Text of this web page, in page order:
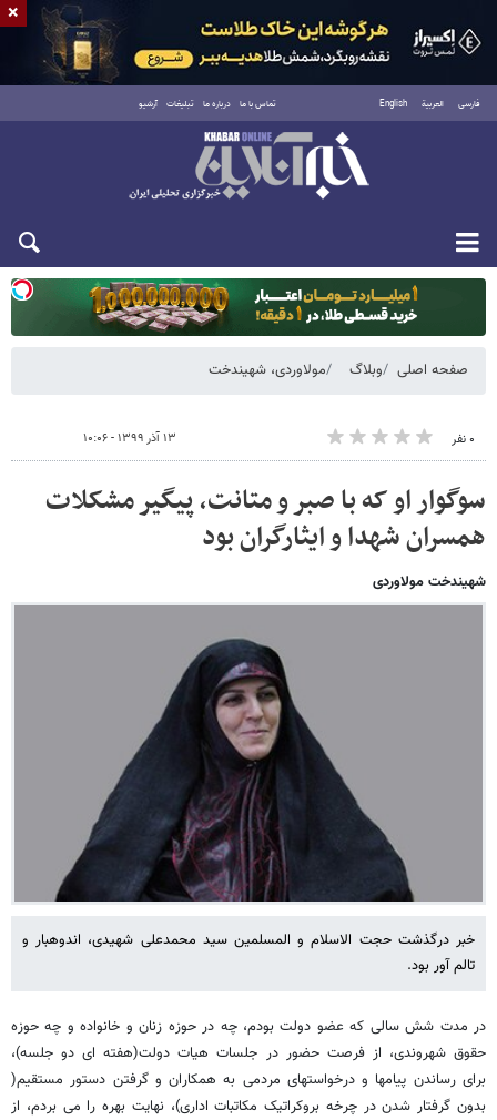
فارسی العربية English تماس با ما درباره ما تبلیغات آرشیو
یکشنبه ۱۸ مرداد ۱۴۰۵
صفحه اصلی وبلاگ مولاوردی، شهیندخت
۰ نفر ۱۳ آذر ۱۳۹۹ - ۱۰:۰۶
سوگوار او که با صبر و متانت، پیگیر مشکلات
همسران شهدا و ایثارگران بود
شهیندخت مولاوردی
خبر درگذشت حجت الاسلام و المسلمین سید محمدعلی شهیدی، اندوهبار و
تالم آور بود.
در مدت شش سالی که عضو دولت بودم، چه در حوزه زنان و خانواده و چه حوزه
حقوق شهروندی، از فرصت حضور در جلسات هیات دولت(هفته ای دو جلسه)،
برای رساندن پیامها و درخواستهای مردمی به همکاران و گرفتن دستور مستقیم(
بدون گرفتار شدن در چرخه بروکراتیک مکاتبات اداری)، نهایت بهره را می بردم، از
×